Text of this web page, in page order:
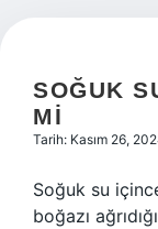
SOĞUK
MI
Tarih: Kasım 26,
Soğuk su
boğazı